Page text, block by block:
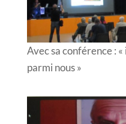
Avec sa conférence :
parmi nous »